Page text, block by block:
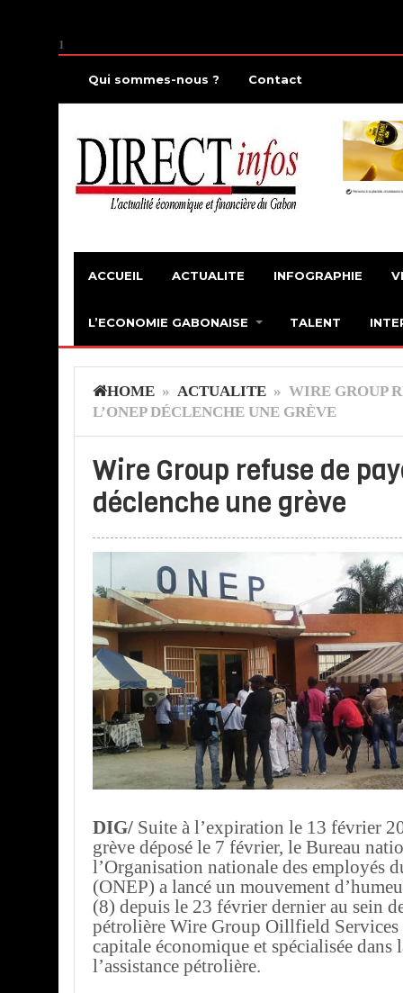
1
Qui sommes-nous ? Contact
ACCUEIL ACTUALITE INFOGRAPHIE
L’ECONOMIE GABONAISE TALENT
HOME » ACTUALITE » WIRE GROUP
L’ONEP DÉCLENCHE UNE GRÈVE
Wire Group refuse de
déclenche une grève
DIG/ Suite à l’expiration le 13 février
grève déposé le 7 février, le Bureau
l’Organisation nationale des employés
(ONEP) a lancé un mouvement
(8) depuis le 23 février dernier au sein
pétrolière Wire Group Oillfield Services
capitale économique et spécialisée dans
l’assistance pétrolière.